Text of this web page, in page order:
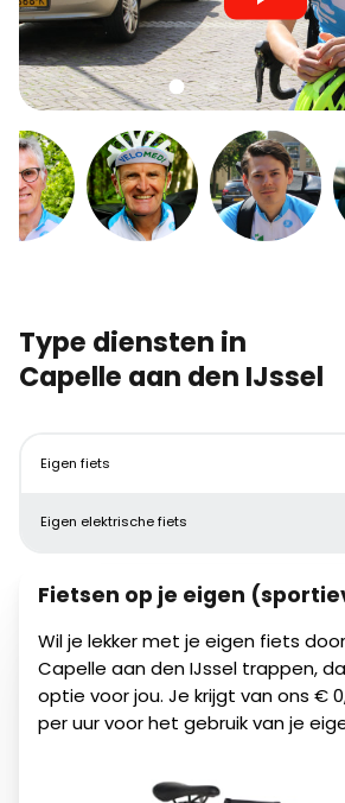
Klik om de video van YouTube's servers te
Type diensten in
Capelle aan den IJssel
Eigen fiets
Eigen elektrische fiets
Fietsen op je eigen
Wil je lekker met je eigen fiets door
Capelle aan den IJsseltrappen,
optie voor jou. Je krijgt van ons €
per uur voor het gebruik van je